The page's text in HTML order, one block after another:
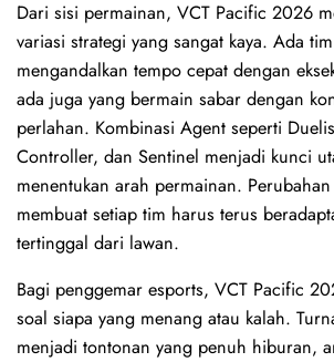
Dari sisi permainan, VCT Pacific 2026
variasi strategi yang sangat kaya. Ada
mengandalkan tempo cepat dengan
ada juga yang bermain sabar dengan
perlahan. Kombinasi Agent seperti
Controller, dan Sentinel menjadi kunci
menentukan arah permainan.
membuat setiap tim harus terus
tertinggal dari lawan.
Bagi penggemar esports, VCT Pacific
soal siapa yang menang atau kalah.
menjadi tontonan yang penuh hiburan,